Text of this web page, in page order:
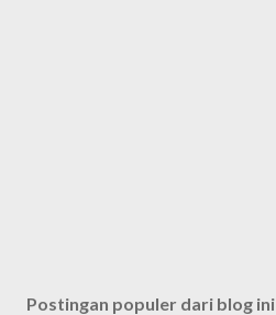
Postingan populer dari blog ini